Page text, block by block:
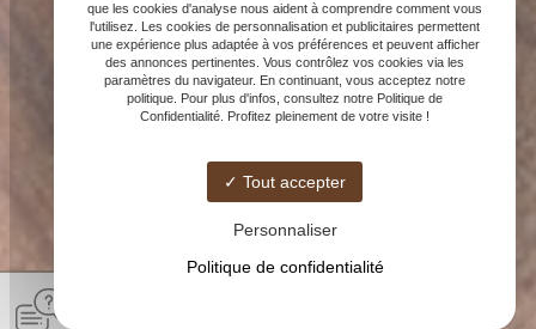
que les cookies d'analyse nous aident à comprendre comment vous
l'utilisez. Les cookies de personnalisation et publicitaires permettent
une expérience plus adaptée à vos préférences et peuvent afficher
des annonces pertinentes. Vous contrôlez vos cookies via les
paramètres du navigateur. En continuant, vous acceptez notre
politique. Pour plus d'infos, consultez notre Politique de
Confidentialité. Profitez pleinement de votre visite !
Tout accepter
Personnaliser
Politique de confidentialité